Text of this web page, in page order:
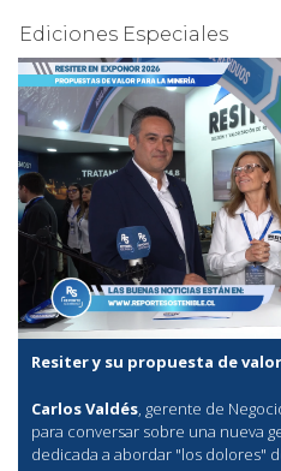
Ediciones Especiales
Resiter y su propuesta de
Carlos Valdés, gerente de
para conversar sobre una nueva
dedicada a abordar "los dolores"